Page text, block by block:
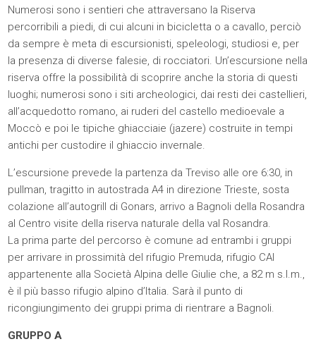
Numerosi sono i sentieri che attraversano la Riserva
percorribili a piedi, di cui alcuni in bicicletta o a cavallo, perciò
da sempre è meta di escursionisti, speleologi, studiosi e, per
la presenza di diverse falesie, di rocciatori. Un’escursione nella
riserva offre la possibilità di scoprire anche la storia di questi
luoghi; numerosi sono i siti archeologici, dai resti dei castellieri,
all’acquedotto romano, ai ruderi del castello medioevale a
Moccò e poi le tipiche ghiacciaie (jazere) costruite in tempi
antichi per custodire il ghiaccio invernale.
L’escursione prevede la partenza da Treviso alle ore 6:30, in
pullman, tragitto in autostrada A4 in direzione Trieste, sosta
colazione all’autogrill di Gonars, arrivo a Bagnoli della Rosandra
al Centro visite della riserva naturale della val Rosandra.
La prima parte del percorso è comune ad entrambi i gruppi
per arrivare in prossimità del rifugio Premuda, rifugio CAI
appartenente alla Società Alpina delle Giulie che, a 82 m s.l.m.,
è il più basso rifugio alpino d’Italia. Sarà il punto di
ricongiungimento dei gruppi prima di rientrare a Bagnoli.
GRUPPO A